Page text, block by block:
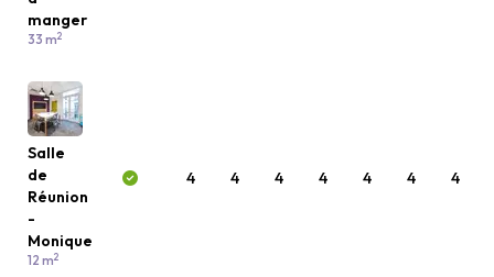
manger
33 m2
Salle
de
Réunion
-
Monique
12 m2
4 4 4 4 4 4 4